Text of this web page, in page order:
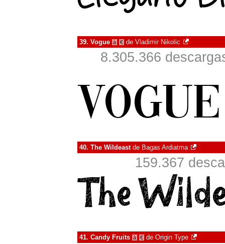
39. Vogue à € de Vladimir Nikolic
8.305.366
40. The Wildeastde Bagas Ardiatma
159.367
41. Candy Fruits à € de Origin Type